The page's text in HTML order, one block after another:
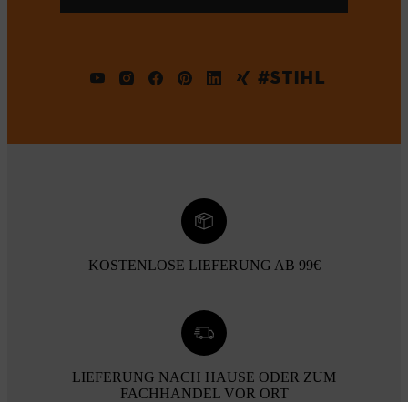
#STIHL
KOSTENLOSE LIEFERUNG AB 99€
LIEFERUNG NACH HAUSE ODER ZUM
FACHHANDEL VOR ORT